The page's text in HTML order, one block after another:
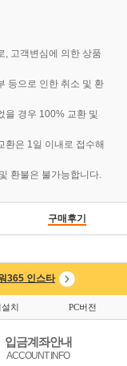
, 고객변심에 의한 상품
등으로 인한 취소 및 환
을 경우 100% 교환 및
환은 1일 이내로 접수해
환불은 불가능합니다.
구매후기
365 인스타
치 PC버전
입금계좌안내
ACCOUNT INFO